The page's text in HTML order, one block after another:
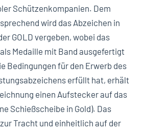
Schützenkompanien. Dem
wird das Abzeichen in
GOLD vergeben, wobei das
Medaille mit Band ausgefertigt
Bedingungen für den Erwerb des
erfüllt hat, erhält
einen Aufstecker auf das
Schießscheibe in Gold). Das
Tracht und einheitlich auf der